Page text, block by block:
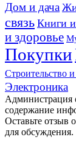
Дом и дача
связь Книги
и здоровье
Покупки
Строительство
Электроника
Администрация
содержание
Оставьте отзыв
для обсуждения.